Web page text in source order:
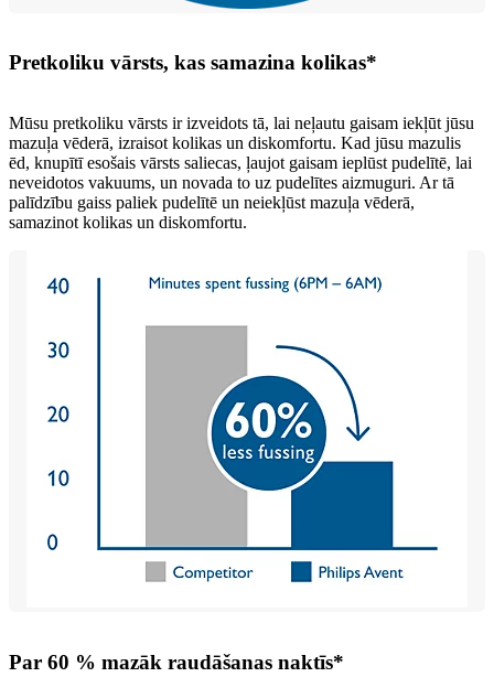
Pretkoliku vārsts, kas samazina kolikas*
Mūsu pretkoliku vārsts ir izveidots tā, lai neļautu gaisam iekļūt jūsu
mazuļa vēderā, izraisot kolikas un diskomfortu. Kad jūsu mazulis
ēd, knupītī esošais vārsts saliecas, ļaujot gaisam ieplūst pudelītē, lai
neveidotos vakuums, un novada to uz pudelītes aizmuguri. Ar tā
palīdzību gaiss paliek pudelītē un neiekļūst mazuļa vēderā,
samazinot kolikas un diskomfortu.
Par 60 % mazāk raudāšanas naktīs*